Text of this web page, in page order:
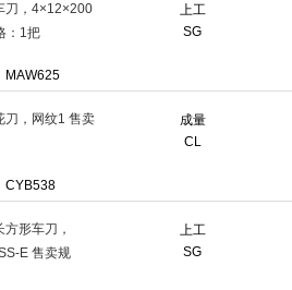
上工
SG
刀，4×12×200
：1把
MAW625
成量
CL
刀，网纹1 售卖
CYB538
上工
SG
形车刀，
E 售卖规